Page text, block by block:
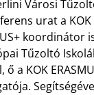
Városi
urat a
koordinátor
Tűzoltó
ő a KOK